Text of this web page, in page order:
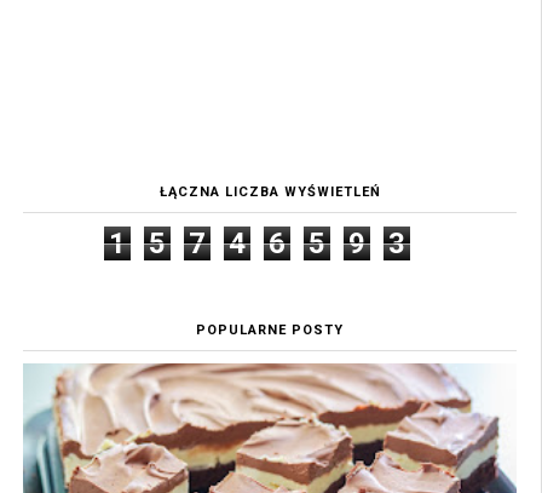
ŁĄCZNA LICZBA WYŚWIETLEŃ
1 5 7 4 6 5 9 3
POPULARNE POSTY